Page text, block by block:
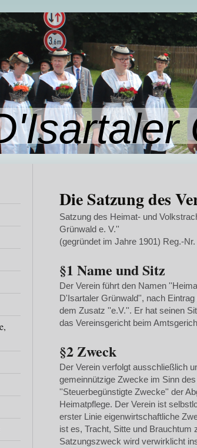
Die Satzung des
Satzung des Heimat- und
Grünwald e. V.''
(gegründet im Jahre 1901) Reg.-
§1 Name und Sitz
Der Verein führt den Namen
D'Isartaler Grünwald'', nach
dem Zusatz ''e.V.''. Er hat seinen
das Vereinsgericht beim
§2 Zweck
Der Verein verfolgt ausschließlich
gemeinnützige Zwecke im Sinn
''Steuerbegünstigte Zwecke'' der
Heimatpflege. Der Verein ist
erster Linie eigenwirtschaftliche
ist es, Tracht, Sitte und Brauchtum
Satzungszweck wird verwirklicht